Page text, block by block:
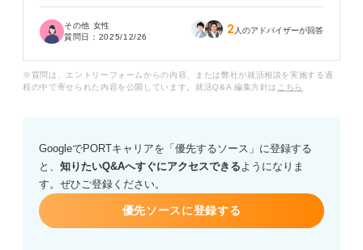
この派遣先で長く働いているため仕事内容自体には慣れ
派遣から正社員を目指す人が志望動機を作成する際に、
どのように自分の貢献意欲やキャリアプランとかかわる
ように書けば良いかアドバイスをお願いします。
その他 女性
質問日： 2025/12/26 2 人のアドバイザーが回答
※質問は、エントリーフォームからの内容、または弊社が就活相談を実施する過
程の中で寄せられた内容を公開しています。就活Q&A 編集方針は こちら
GoogleでPORTキャリアを「優先するソース」に登録する
と、 知りたいQ&Aへすぐにアクセスできるようになりま
す。ぜひご登録ください。
優先ソースに登録する